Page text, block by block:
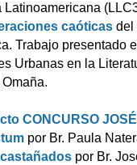
Latinoamericana
caóticas del
Trabajo presentado
Urbanas en la
CONCURSO
por Br. Paula
por Br.